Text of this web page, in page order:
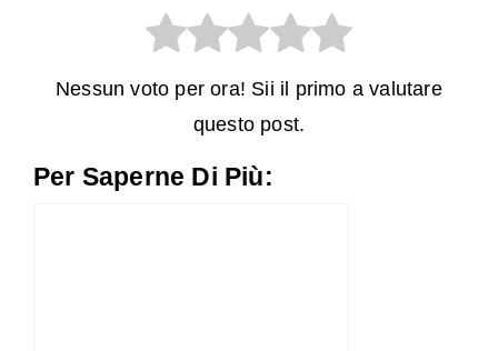
Nessun voto per ora! Sii il primo a valutare
questo post.
Per Saperne Di Più: